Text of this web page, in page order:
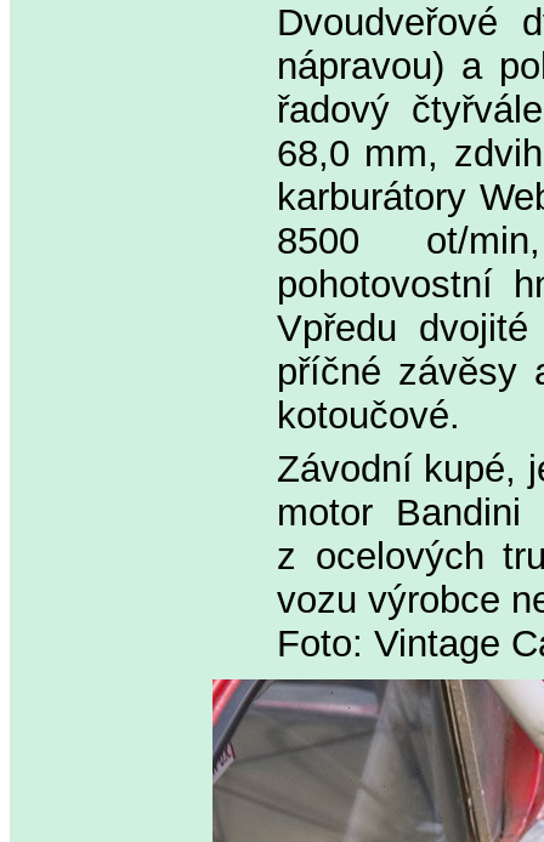
Dvoudveřové
nápravou) a
řadový
68,0 mm,
karburátory
8500 ot/
pohotovostní
Vpředu
příčné závěsy
kotoučové.
Závodní kupé,
motor
z ocelových
vozu výrobce
Foto: Vintage